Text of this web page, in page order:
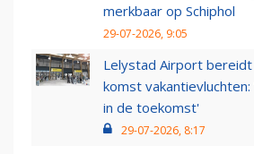
merkbaar op Schiphol
29-07-2026, 9:05
Lelystad Airport
komst
in de toekomst'
29-07-2026, 8:17